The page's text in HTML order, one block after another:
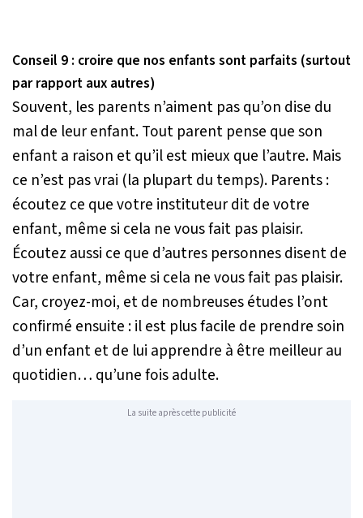
Conseil 9 : croire que nos enfants sont parfaits (surtout
par rapport aux autres)
Souvent, les parents n’aiment pas qu’on dise du
mal de leur enfant. Tout parent pense que son
enfant a raison et qu’il est mieux que l’autre. Mais
ce n’est pas vrai (la plupart du temps). Parents :
écoutez ce que votre instituteur dit de votre
enfant, même si cela ne vous fait pas plaisir.
Écoutez aussi ce que d’autres personnes disent de
votre enfant, même si cela ne vous fait pas plaisir.
Car, croyez-moi, et de nombreuses études l’ont
confirmé ensuite : il est plus facile de prendre soin
d’un enfant et de lui apprendre à être meilleur au
quotidien… qu’une fois adulte.
La suite après cette publicité